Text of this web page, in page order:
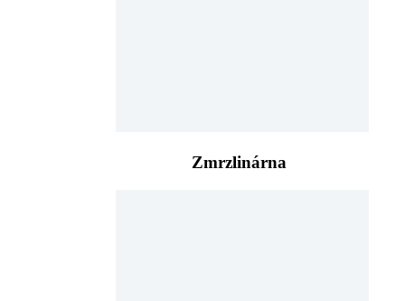
Zmrzlinárna